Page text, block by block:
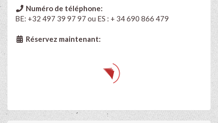
Numéro de téléphone:
BE: +32 497 39 97 97 ou ES : + 34 690 866 479
Réservez maintenant: